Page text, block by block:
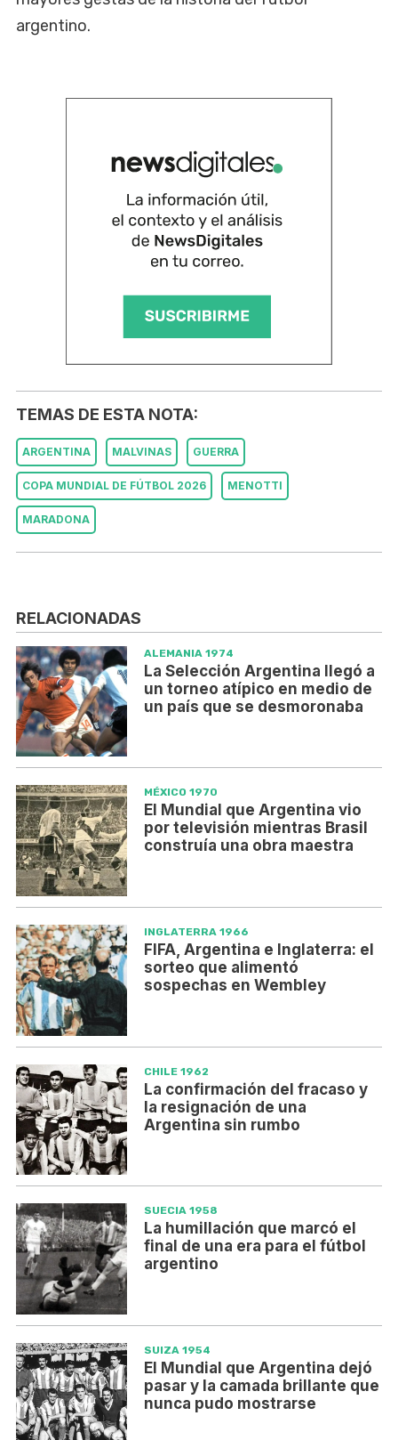
argentino.
TEMAS DE ESTA NOTA:
ARGENTINA MALVINAS GUERRA
COPA MUNDIAL DE FÚTBOL 2026 MENOTTI
MARADONA
RELACIONADAS
ALEMANIA 1974
La Selección Argentina llegó a
un torneo atípico en medio de
un país que se desmoronaba
MÉXICO 1970
El Mundial que Argentina vio
por televisión mientras Brasil
construía una obra maestra
INGLATERRA 1966
FIFA, Argentina e Inglaterra: el
sorteo que alimentó
sospechas en Wembley
CHILE 1962
La confirmación del fracaso y
la resignación de una
Argentina sin rumbo
SUECIA 1958
La humillación que marcó el
final de una era para el fútbol
argentino
SUIZA 1954
El Mundial que Argentina dejó
pasar y la camada brillante que
nunca pudo mostrarse